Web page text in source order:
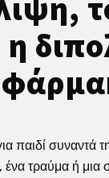
παιδί συναντά
τραύμα ή μια